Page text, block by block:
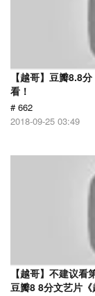
【越哥】豆瓣8.8
看！
# 662
2018-09-25 03:49
【越哥】不建议
豆瓣8 8分文艺片《